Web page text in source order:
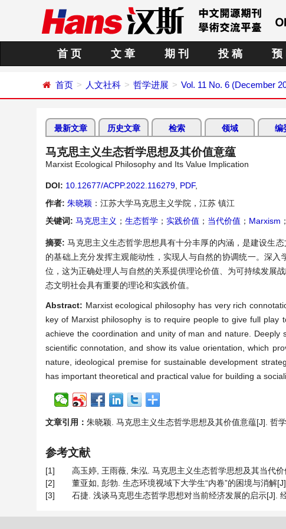
首 页 文 章 期 刊 投 稿 预
首页 人文社科 哲学进展 Vol. 11 No. 6 (December
最新文章 历史文章 检索 领域 编
马克思主义生态哲学思想及其价值意蕴
Marxist Ecological Philosophy and Its Value Implication
DOI: 10.12677/ACPP.2022.116279 PDF,
作者: 朱晓颖 ：江苏大学马克思主义学院，江苏 镇江
关键词: 马克思主义 ； 生态哲学 ； 实践价值 ； 当代价值 ； Marxism ；
摘要:马克思主义生态哲学思想具有十分丰厚的内涵，是建设生
的基础上充分发挥主观能动性，实现人与自然的协调统一。深
位，这为正确处理人与自然的关系提供理论价值、为可持续发展
态文明社会具有重要的理论和实践价值。
Abstract: Marxist ecological philosophy has very rich
key of Marxist philosophy is to require people to give full
achieve the coordination and unity of man and nature.
scientific connotation, and show its value orientation, which
nature, ideological premise for sustainable development
has important theoretical and practical value for building a
文章引用： 朱晓颖. 马克思主义生态哲学思想及其价值意蕴[J]. 哲
参考文献
[1]
高玉婷, 王雨薇, 朱泓. 马克思主义生态哲学思想及其当代
[2]
董亚如, 彭勃. 生态环境视域下大学生“内卷”的困境与消解
[3]
石捷. 浅谈马克思生态哲学思想对当前经济发展的启示[J].